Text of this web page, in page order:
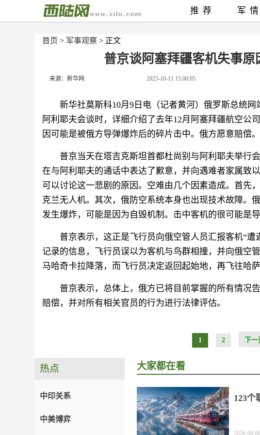
首页 > 军事观察 > 正文
普京谈阿塞拜疆客机失事
来源：新华网 2025-10-11 15:00:05
新华社莫斯科10月9日电（记者黄河）俄罗斯总统
阿利耶夫会谈时，详细介绍了去年12月阿塞拜疆航空公
因可能是被俄方导弹爆炸后的碎片击中。俄方愿意赔偿。
普京当天在塔吉克斯坦首都杜尚别与阿利耶夫举行
在与阿利耶夫的通话中表达了歉意，并向遇难者家属致
可以讨论这一悲剧的原因。空难由几个因素造成。首先
克兰无人机。其次，俄防空系统本身也出现技术故障。
发生爆炸，可能是因为自毁机制。击中客机的很可能是导
普京表示，这正是飞行员向俄空管人员汇报客机“遭
记录的信息，飞行员误以为客机与鸟群相撞，并向俄空
马哈奇卡拉降落，而飞行员决定返回起始地，再飞往哈萨
普京表示，总体上，俄方已将目前掌握的所有情况
赔偿，并对所有相关官员的行为进行法律评估。
1 2 下一
推荐 军情
热点
中印关系
中美博弈
大家都在看
123个
2026-08-